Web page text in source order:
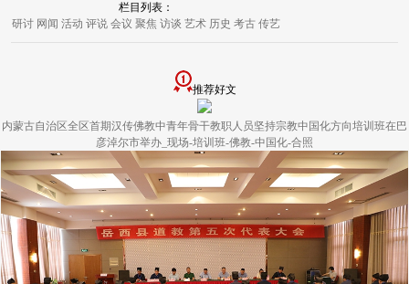
栏目列表：
研讨 网闻 活动 评说 会议 聚焦 访谈 艺术 历史 考古 传艺
推荐好文
内蒙古自治区全区首期汉传佛教中青年骨干教职人员坚持宗教中国化方向培训班在巴
彦淖尔市举办_现场-培训班-佛教-中国化-合照